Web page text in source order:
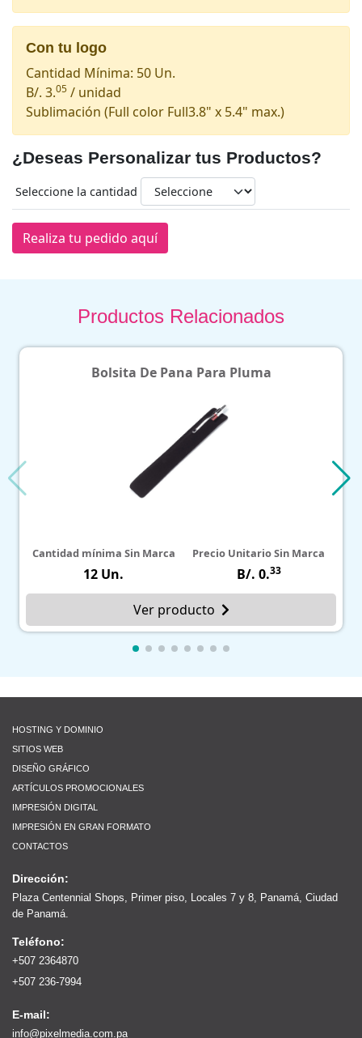
Con tu logo
Cantidad Mínima: 50 Un.
B/. 3.05 / unidad
Sublimación (Full color Full3.8" x 5.4" max.)
¿Deseas Personalizar tus Productos?
Seleccione la cantidad
Realiza tu pedido aquí
Productos Relacionados
Bolsita De Pana Para Pluma
mínima Sin Marca Precio Unitario Sin Marca
33
Ver producto
HOSTING Y DOMINIO
SITIOS WEB
DISEÑO GRÁFICO
ARTÍCULOS PROMOCIONALES
IMPRESIÓN DIGITAL
IMPRESIÓN EN GRAN FORMATO
CONTACTOS
Dirección:
Plaza Centennial Shops, Primer piso, Locales 7 y 8, Panamá, Ciudad
de Panamá.
Teléfono:
+507 2364870
+507 236-7994
E-mail:
info@pixelmedia.com.pa